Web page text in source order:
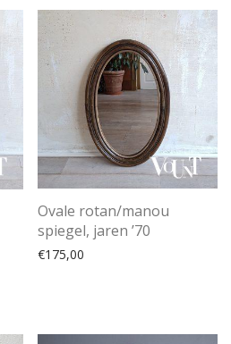
Ovale rotan/manou
spiegel, jaren ’70
€175,00